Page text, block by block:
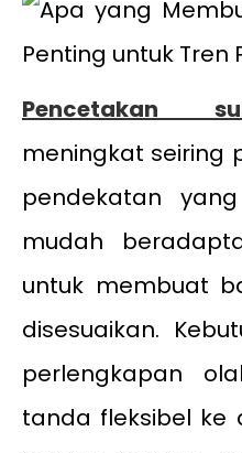
Pencetakan
meningkat seiring
pendekatan
mudah
untuk membuat
disesuaikan.
perlengkapan
tanda fleksibel ke